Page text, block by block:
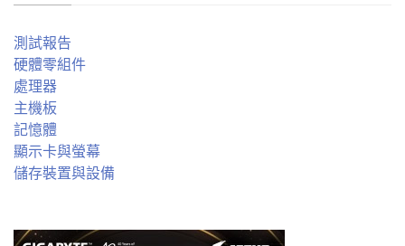
測試報告
硬體零組件
處理器
主機板
記憶體
顯示卡與螢幕
儲存裝置與設備